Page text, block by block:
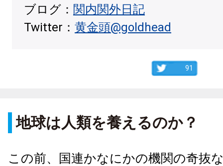
ブログ： 関内関外日記
Twitter： 黄金頭@goldhead
91
地球は人類を養えるのか？
この前、国連かなにかの機関の奇抜